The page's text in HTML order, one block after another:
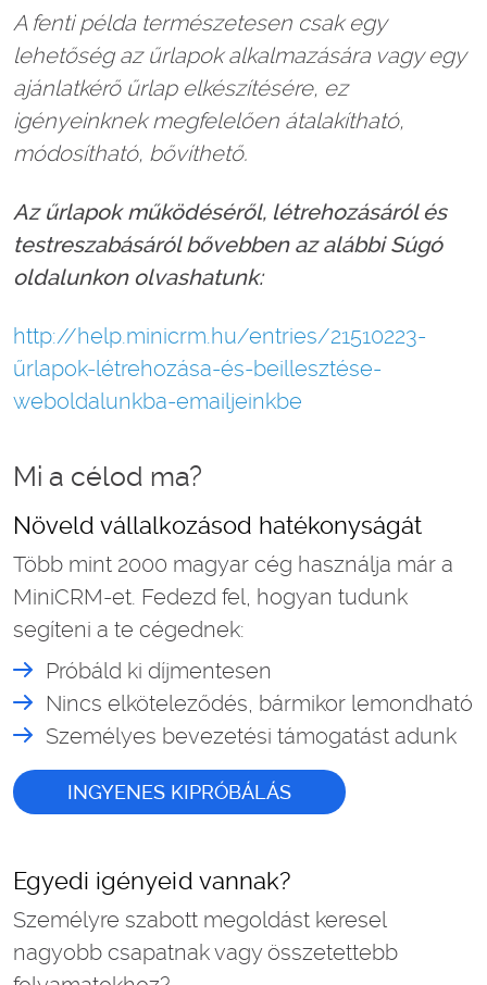
A fenti példa természetesen csak egy
lehetőség az űrlapok alkalmazására vagy egy
ajánlatkérő űrlap elkészítésére, ez
igényeinknek megfelelően átalakítható,
módosítható, bővíthető.
Az űrlapok működéséről, létrehozásáról és
testreszabásáról bővebben az alábbi Súgó
oldalunkon olvashatunk:
http://help.minicrm.hu/entries/21510223-
űrlapok-létrehozása-és-beillesztése-
weboldalunkba-emailjeinkbe
Mi a célod ma?
Növeld vállalkozásod hatékonyságát
Több mint 2000 magyar cég használja már a
MiniCRM-et. Fedezd fel, hogyan tudunk
segíteni a te cégednek:
Próbáld ki díjmentesen
Nincs elköteleződés, bármikor lemondható
Személyes bevezetési támogatást adunk
INGYENES KIPRÓBÁLÁS
Egyedi igényeid vannak?
Személyre szabott megoldást keresel
nagyobb csapatnak vagy összetettebb